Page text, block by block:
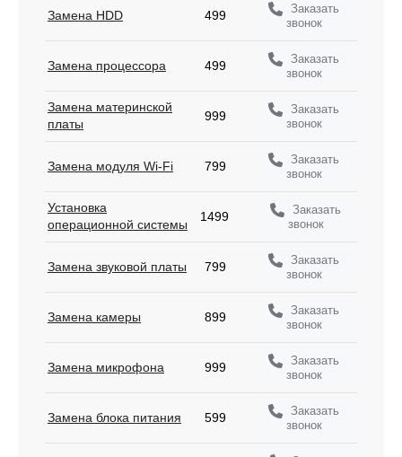
Замена HDD 499
Заказать
звонок
Замена процессора 499
Заказать
звонок
Замена материнской
платы
999
Заказать
звонок
Замена модуля Wi-Fi 799
Заказать
звонок
Установка
операционной системы
1499
Заказать
звонок
Замена звуковой платы 799
Заказать
звонок
Замена камеры 899
Заказать
звонок
Замена микрофона 999
Заказать
звонок
Замена блока питания 599
Заказать
звонок